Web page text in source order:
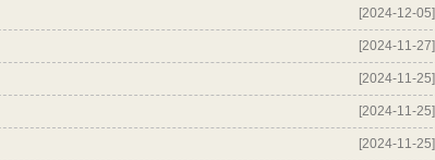
[2024-12-05]
[2024-11-27]
[2024-11-25]
[2024-11-25]
[2024-11-25]